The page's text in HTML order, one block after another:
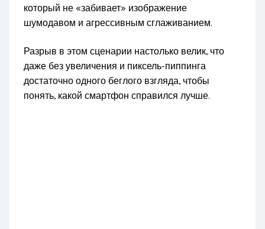
который не «забивает» изображение
шумодавом и агрессивным сглаживанием.
Разрыв в этом сценарии настолько велик, что
даже без увеличения и пиксель-пиппинга
достаточно одного беглого взгляда, чтобы
понять, какой смартфон справился лучше.